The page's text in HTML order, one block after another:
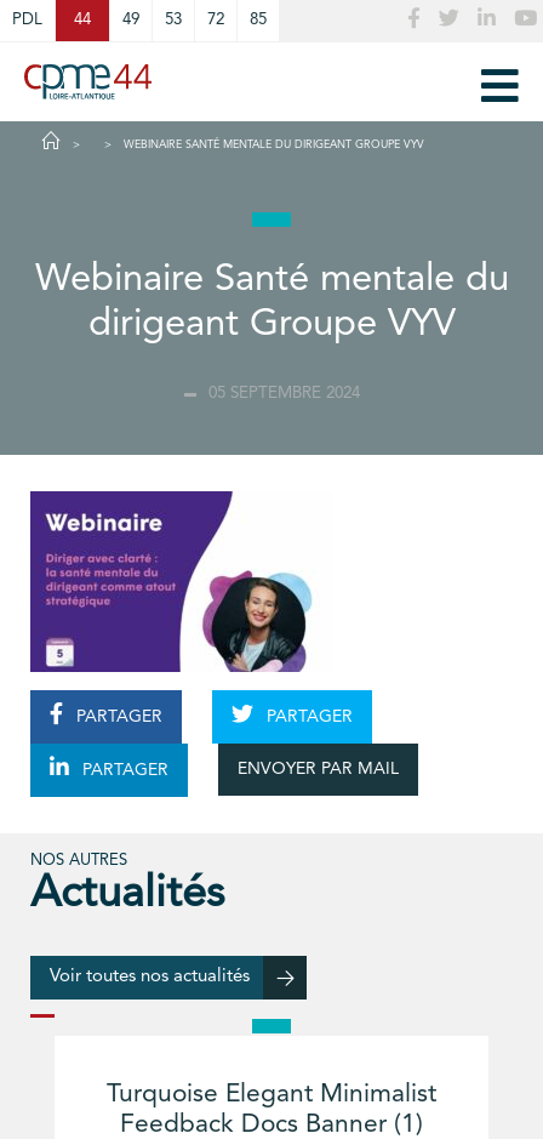
PDL 44 49 53 72 85
WEBINAIRE SANTÉ MENTALE DU DIRIGEANT GROUPE VYV
Webinaire Santé mentale du
dirigeant Groupe VYV
05 SEPTEMBRE 2024
PARTAGER PARTAGER
PARTAGER ENVOYER PAR MAIL
NOS AUTRES
Actualités
Voir toutes nos actualités
Turquoise Elegant Minimalist
Feedback Docs Banner (1)
Cookies management panel